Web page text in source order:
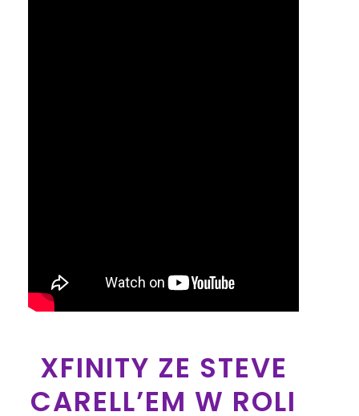
XFINITY ZE STEVE
CARELL’EM W ROLI